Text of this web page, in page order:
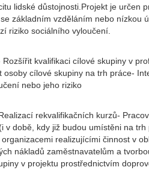
lidské důstojnosti.Projekt je určen
základním vzděláním nebo nízkou
riziko sociálního vyloučení.
kvalifikaci cílové skupiny v
osoby cílové skupiny na trh práce-
nebo jeho riziko
rekvalifikačních kurzů-
v době, kdy již budou umístěni na
realizujícími činnost v
nákladů zaměstnavatelům a
v projektu prostřednictvím